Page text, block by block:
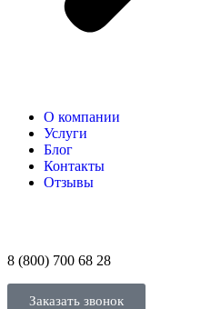
О компании
Услуги
Блог
Контакты
Отзывы
8 (800) 700 68 28
Заказать звонок